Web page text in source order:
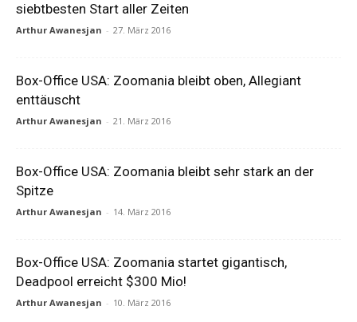
siebtbesten Start aller Zeiten
Arthur Awanesjan - 27. März 2016
Box-Office USA: Zoomania bleibt oben, Allegiant
enttäuscht
Arthur Awanesjan - 21. März 2016
Box-Office USA: Zoomania bleibt sehr stark an der
Spitze
Arthur Awanesjan - 14. März 2016
Box-Office USA: Zoomania startet gigantisch,
Deadpool erreicht $300 Mio!
Arthur Awanesjan - 10. März 2016